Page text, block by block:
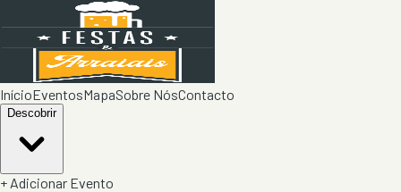
InícioEventosMapaSobre NósContacto
Descobrir
+ Adicionar Evento